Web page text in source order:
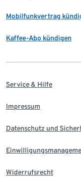
Mobilfunkvertrag
Kaffee-Abo kündigen
Service & Hilfe
Impressum
Datenschutz und
Widerrufsrecht